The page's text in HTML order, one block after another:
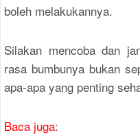
boleh melakukannya.
Silakan mencoba dan
rasa bumbunya bukan
apa-apa yang penting
Baca juga: